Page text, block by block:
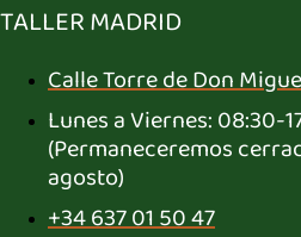
TALLER MADRID
Calle Torre de Don
Lunes a Viernes: 08:30-
(Permaneceremos
agosto)
+34 637 01 50 47